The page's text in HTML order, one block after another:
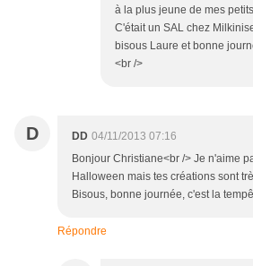
à la plus jeune de mes
C'était un SAL chez
bisous Laure et bonne
<br />
D DD 04/11/2013 07:16
Bonjour Christiane<br /> Je n'aime
Halloween mais tes créations sont
Bisous, bonne journée, c'est la
Répondre